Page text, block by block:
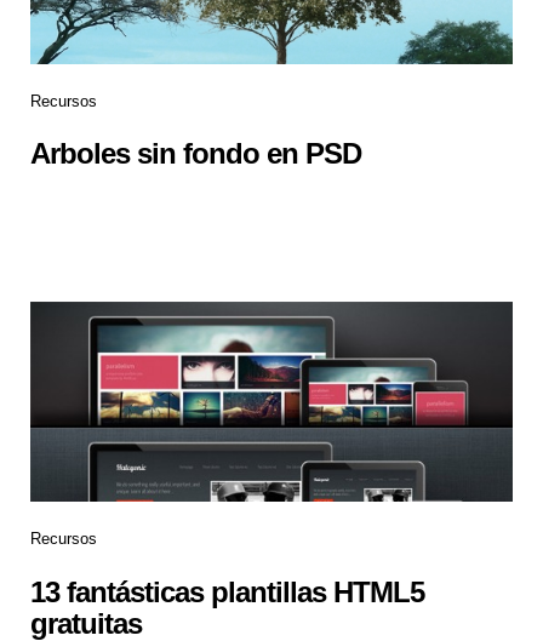
Recursos
Arboles sin fondo en PSD
Recursos
13 fantásticas plantillas HTML5
gratuitas